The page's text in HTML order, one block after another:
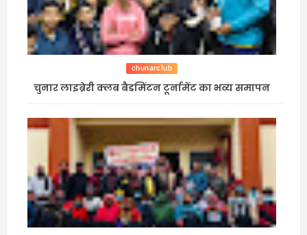
chunarclub
चुनार लाइब्रेरी क्लब बैडमिंटन टूर्नामेंट का भव्य समापन